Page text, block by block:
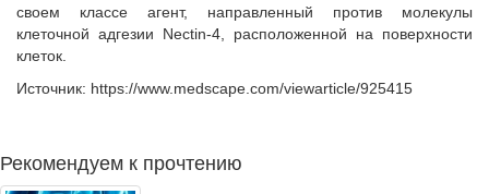
своем классе агент, направленный против молекулы
клеточной адгезии Nectin-4, расположенной на поверхности
клеток.
Источник: https://www.medscape.com/viewarticle/925415
Рекомендуем к прочтению